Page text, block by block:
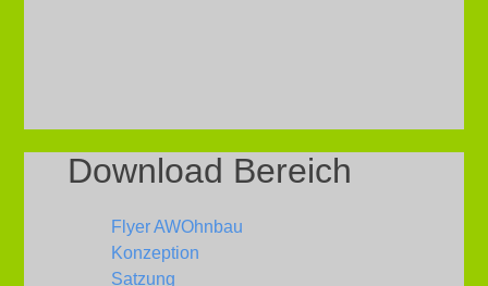
Download Bereich
Flyer AWOhnbau
Konzeption
Satzung